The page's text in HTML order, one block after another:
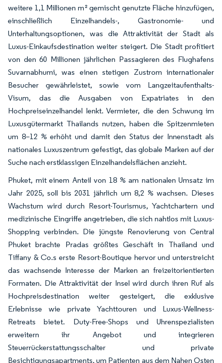
weitere 1,1 Millionen m² gemischt genutzte Fläche hinzufügen,
einschließlich Einzelhandels-, Gastronomie- und
Unterhaltungsoptionen, was die Attraktivität der Stadt als
Luxus-Einkaufsdestination weiter steigert. Die Stadt profitiert
von den 60 Millionen jährlichen Passagieren des Flughafens
Suvarnabhumi, was einen stetigen Zustrom internationaler
Besucher gewährleistet, sowie vom Langzeitaufenthalts-
Visum, das die Ausgaben von Expatriates in den
Hochpreiseinzelhandel lenkt. Vermieter, die den Schwung im
Luxusgütermarkt Thailands nutzen, haben die Spitzenmieten
um 8–12 % erhöht und damit den Status der Innenstadt als
nationales Luxuszentrum gefestigt, das globale Marken auf der
Suche nach erstklassigen Einzelhandelsflächen anzieht.
Phuket, mit einem Anteil von 18 % am nationalen Umsatz im
Jahr 2025, soll bis 2031 jährlich um 8,2 % wachsen. Dieses
Wachstum wird durch Resort-Tourismus, Yachtchartern und
medizinische Eingriffe angetrieben, die sich nahtlos mit Luxus-
Shopping verbinden. Die jüngste Renovierung von Central
Phuket brachte Pradas größtes Geschäft in Thailand und
Tiffany & Co.s erste Resort-Boutique hervor und unterstreicht
das wachsende Interesse der Marken an freizeitorientierten
Formaten. Die Attraktivität der Insel wird durch ihren Ruf als
Hochpreisdestination weiter gesteigert, die exklusive
Erlebnisse wie private Yachttouren und Luxus-Wellness-
Retreats bietet. Duty-Free-Shops und Uhrenspezialisten
erweitern ihr Angebot und integrieren
Steuerrückerstattungsschalter und private
Besichtigungsapartments, um Patienten aus dem Nahen Osten